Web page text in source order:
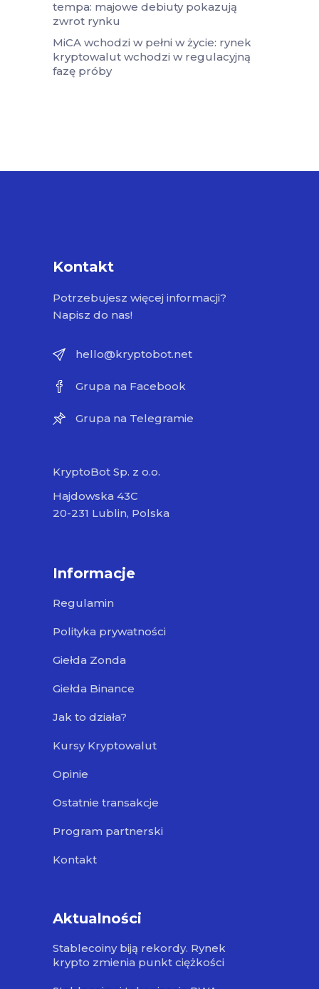
tempa: majowe debiuty pokazują
zwrot rynku
MiCA wchodzi w pełni w życie: rynek
kryptowalut wchodzi w regulacyjną
fazę próby
Kontakt
Potrzebujesz więcej informacji?
Napisz do nas!
hello@kryptobot.net
Grupa na Facebook
Grupa na Telegramie
KryptoBot Sp. z o.o.
Hajdowska 43C
20-231 Lublin, Polska
Informacje
Regulamin
Polityka prywatności
Giełda Zonda
Giełda Binance
Jak to działa?
Kursy Kryptowalut
Opinie
Ostatnie transakcje
Program partnerski
Kontakt
Aktualności
Stablecoiny biją rekordy. Rynek
krypto zmienia punkt ciężkości